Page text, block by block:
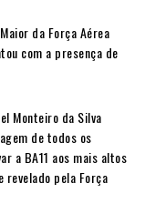
da Força Aérea
com a presença de
Monteiro da Silva
de todos os
a BA11 aos mais altos
revelado pela Força